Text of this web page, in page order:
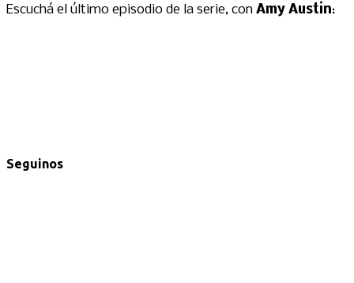
Escuchá el último episodio de la serie, con Amy Austin:
Seguinos